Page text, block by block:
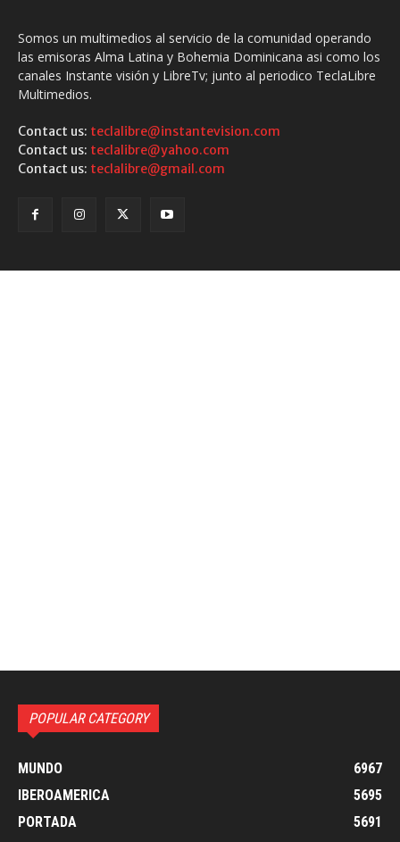
Somos un multimedios al servicio de la comunidad operando
las emisoras Alma Latina y Bohemia Dominicana asi como los
canales Instante visión y LibreTv; junto al periodico TeclaLibre
Multimedios.
Contact us: teclalibre@instantevision.com
Contact us: teclalibre@yahoo.com
Contact us: teclalibre@gmail.com
POPULAR CATEGORY
MUNDO
6967
IBEROAMERICA
5695
PORTADA
5691